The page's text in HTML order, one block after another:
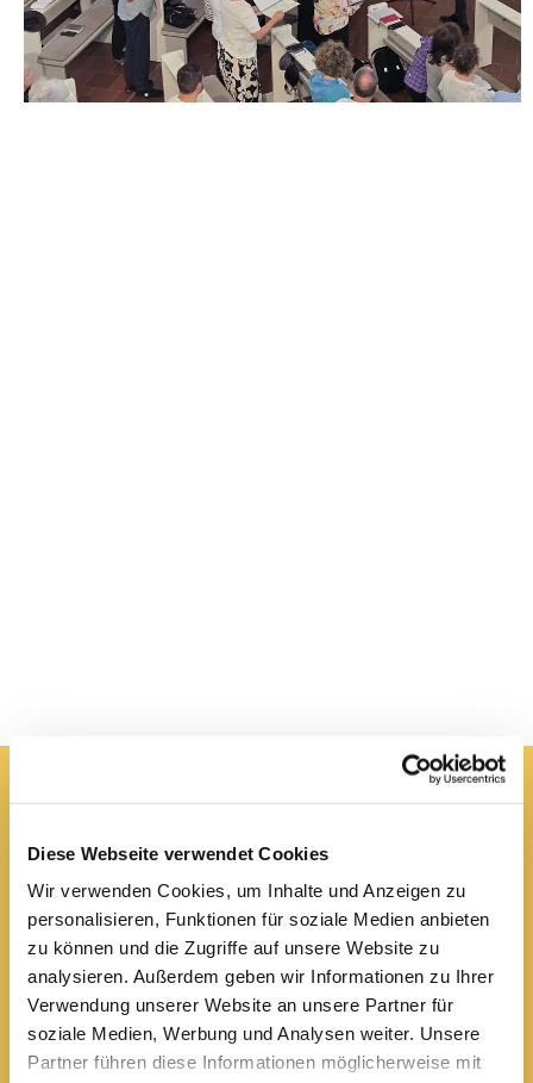
Diese Webseite verwendet Cookies
Wir verwenden Cookies, um Inhalte und Anzeigen zu
personalisieren, Funktionen für soziale Medien anbieten
zu können und die Zugriffe auf unsere Website zu
analysieren. Außerdem geben wir Informationen zu Ihrer
Verwendung unserer Website an unsere Partner für
soziale Medien, Werbung und Analysen weiter. Unsere
Partner führen diese Informationen möglicherweise mit
kath-kg-arnstadt@bistum-erfurt.de
Büro Arnstadt
Wachsenburgallee 16
Arnstadt, 99310